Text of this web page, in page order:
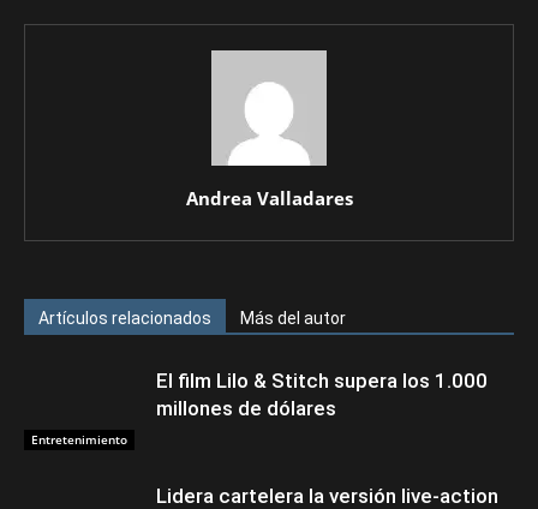
Andrea Valladares
Artículos relacionados Más del autor
Entretenimiento
El film Lilo & Stitch supera los 1.000
millones de dólares
Lidera cartelera la versión live-action